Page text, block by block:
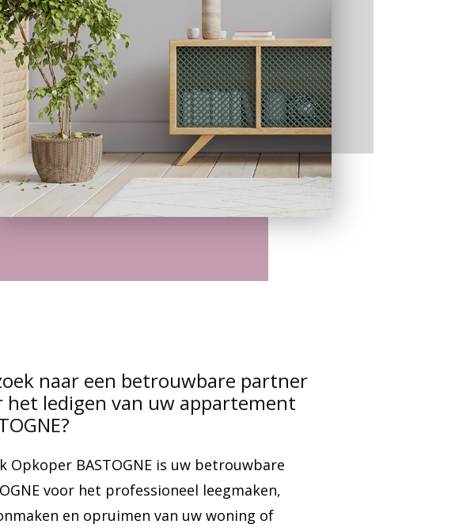
naar een betrouwbare partner
het ledigen van uw appartement
Opkoper BASTOGNE is uw betrouwbare
voor het professioneel leegmaken,
en opruimen van uw woning of